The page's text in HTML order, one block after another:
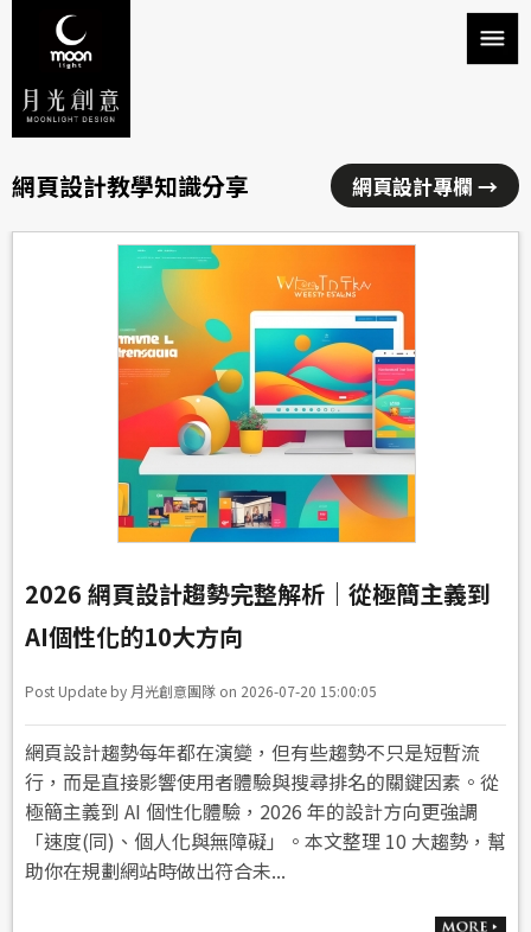
網頁設計教學知識分享 網頁設計專欄 →
2026 網頁設計趨勢完整解析｜從極簡主義到
AI個性化的10大方向
Post Update by 月光創意團隊 on 2026-07-20 15:00:05
網頁設計趨勢每年都在演變，但有些趨勢不只是短暫流
行，而是直接影響使用者體驗與搜尋排名的關鍵因素。從
極簡主義到 AI 個性化體驗，2026 年的設計方向更強調
「速度(同)、個人化與無障礙」。本文整理 10 大趨勢，幫
助你在規劃網站時做出符合未...